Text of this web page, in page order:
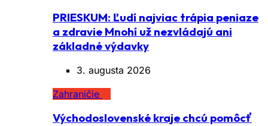
PRIESKUM: Ľudí najviac trápia peniaze
a zdravie Mnohí už nezvládajú ani
základné výdavky
3. augusta 2026
Zahraničie
Východoslovenské kraje chcú pomôcť